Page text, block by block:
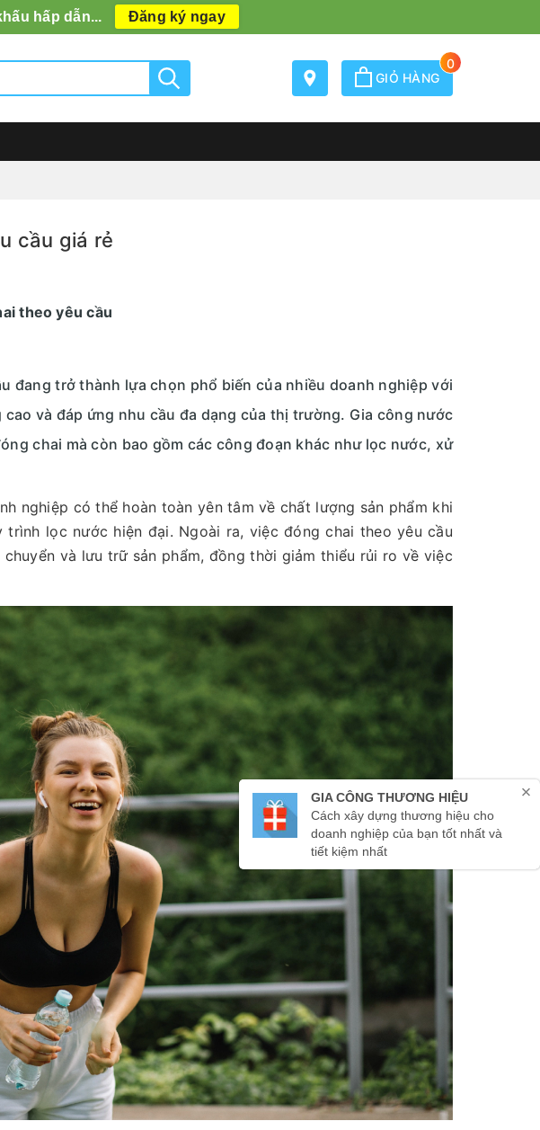
GIỎ HÀNG
0
cầu giá rẻ
theo yêu cầu
đang trở thành lựa chọn phổ biến của nhiều doanh nghiệp với
và đáp ứng nhu cầu đa dạng của thị trường. Gia công nước
chai mà còn bao gồm các công đoạn khác như lọc nước, xử
nghiệp có thể hoàn toàn yên tâm về chất lượng sản phẩm khi
lọc nước hiện đại. Ngoài ra, việc đóng chai theo yêu cầu
và lưu trữ sản phẩm, đồng thời giảm thiểu rủi ro về việc
hấp dẫn... Đăng ký ngay